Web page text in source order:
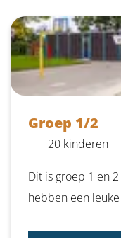
Groep 1/2
20 kinderen
Dit is groep 1 en
hebben een